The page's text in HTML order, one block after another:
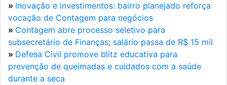
» Inovação e investimentos: bairro planejado reforça
vocação de Contagem para negócios
» Contagem abre processo seletivo para
subsecretário de Finanças; salário passa de R$ 15 mil
» Defesa Civil promove blitz educativa para
prevenção de queimadas e cuidados com a saúde
durante a seca